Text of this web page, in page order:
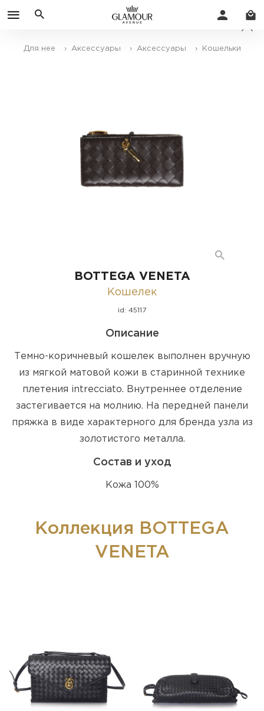
Для нее › Аксессуары › Аксессуары › Кошельки
BOTTEGA VENETA
Кошелек
id: 45117
Описание
Темно-коричневый кошелек выполнен вручную
из мягкой матовой кожи в старинной технике
плетения intrecciato. Внутреннее отделение
застегивается на молнию. На передней панели
пряжка в виде характерного для бренда узла из
золотистого металла.
Состав и уход
Кожа 100%
Коллекция BOTTEGA
VENETA